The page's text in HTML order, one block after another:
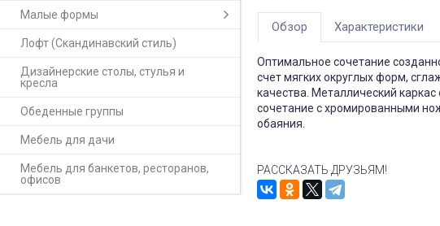
Малые формы
Лофт (Скандинавский стиль)
Дизайнерские столы, стулья и
кресла
Обеденные группы
Мебель для дачи
Мебель для банкетов, ресторанов,
офисов
Обзор Характеристики
Оптимальное сочетание
счет мягких округлых форм,
качества. Металлический
сочетание с хромированными
обаяния.
РАССКАЗАТЬ ДРУЗЬЯМ!